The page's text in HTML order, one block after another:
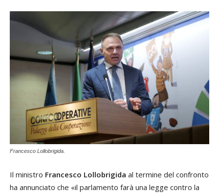
Francesco Lollobrigida.
Il ministro Francesco Lollobrigida al termine del confronto
ha annunciato che «il parlamento farà una legge contro la